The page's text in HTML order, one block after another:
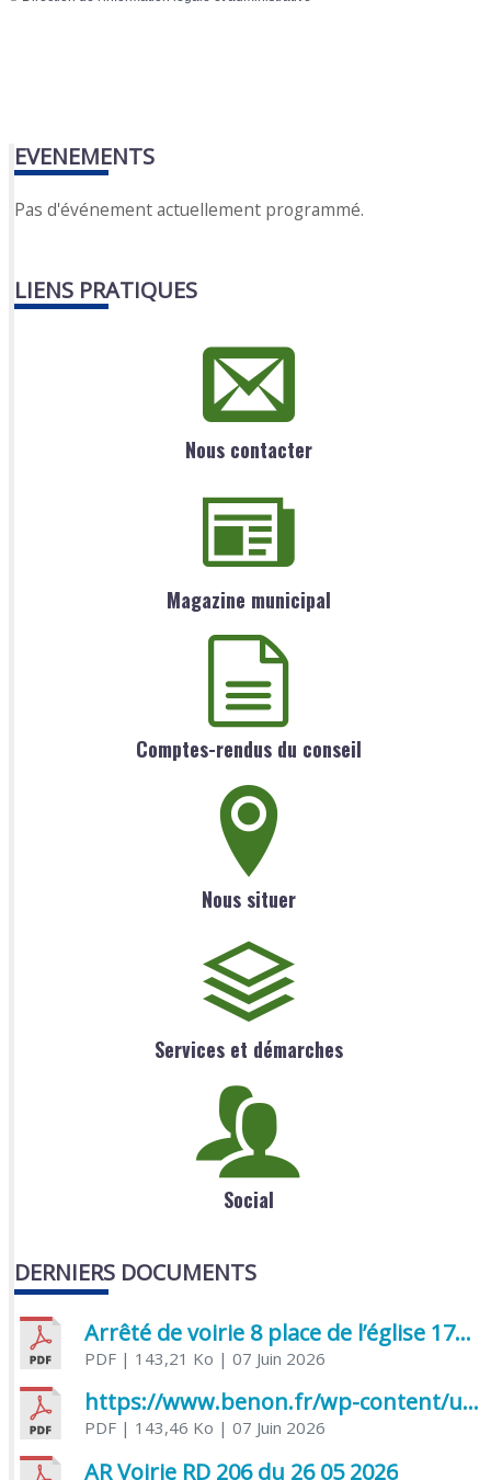
EVENEMENTS
Pas d'événement actuellement programmé.
LIENS PRATIQUES
Nous contacter
Magazine municipal
Comptes-rendus du conseil
Nous situer
Services et démarches
Social
DERNIERS DOCUMENTS
Arrêté de voirie 8 place de l’église 17170 Benon
PDF| 143,21 Ko | 07 Juin 2026
https://www.benon.fr/wp-content/uploads/2026/06/AR-Voirie-Chemin-de-Lafond-du-26-05-2026.pdf
PDF| 143,46 Ko | 07 Juin 2026
AR Voirie RD 206 du 26 05 2026